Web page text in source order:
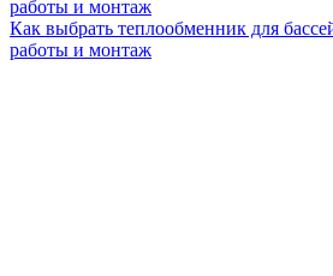
Как выбрать теплообменник для
работы и монтаж